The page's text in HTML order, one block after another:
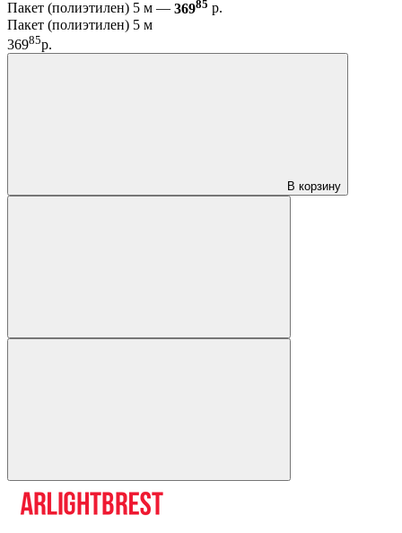
Пакет (полиэтилен) 5 м — 36985 р.
Пакет (полиэтилен) 5 м
36985р.
В корзину